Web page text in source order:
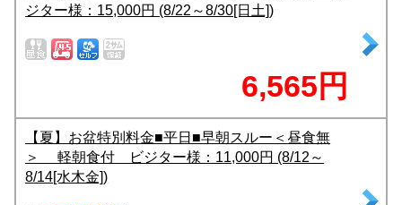
ジター様：15,000円 (8/22～8/30[日土])
6,565円
【夏】お盆特別料金■平日■早朝スルー＜昼食無
＞ 軽朝食付 ビジター様：11,000円 (8/12～
8/14[水木金])